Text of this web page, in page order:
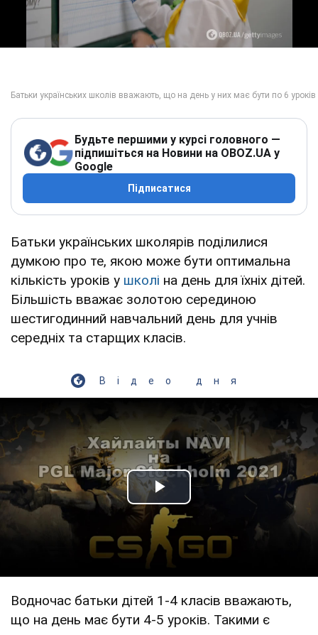
Будьте першими у курсі головного —
підпишіться на Новини на OBOZ.UA у
Google
Підписатися
Батьки українських школярів поділилися
думкою про те, якою може бути оптимальна
кількість уроків у школі на день для їхніх дітей.
Більшість вважає золотою серединою
шестигодинний навчальний день для учнів
середніх та старщих класів.
Відео дня
Play Video
Водночас батьки дітей 1-4 класів вважають,
що на день має бути 4-5 уроків. Такими є